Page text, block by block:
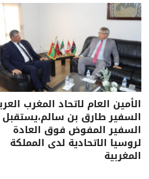
الأمين العام لاتحاد المغرب
السفير طارق بن سالم،يستقبل
السفير المفوض فوق العادة
لروسيا الاتحادية لدى المملكة
المغربية